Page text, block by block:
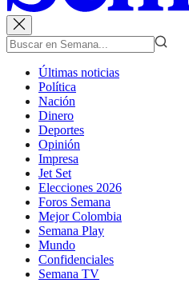
Últimas noticias
Política
Nación
Dinero
Deportes
Opinión
Impresa
Jet Set
Elecciones 2026
Foros Semana
Mejor Colombia
Semana Play
Mundo
Confidenciales
Semana TV